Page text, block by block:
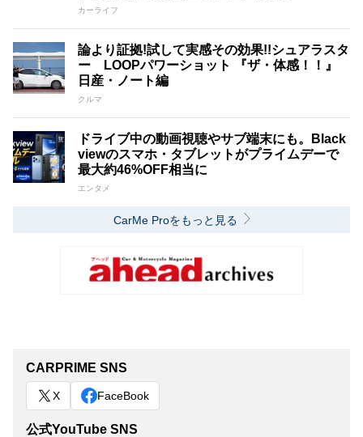
カーライフ
論より証拠!試して実感その効果!!シュアラスタ
ー LOOPパワーショット 『ザ・体感！！』
日産・ノート編
クルマ
ドライブ中の動画視聴やサブ端末にも。Black
viewのスマホ・タブレットがプライムデーで
最大約46%OFF相当に
エンタメ
CarMe Proをもっと見る
CARPRIME SNS
X FaceBook
公式YouTube SNS